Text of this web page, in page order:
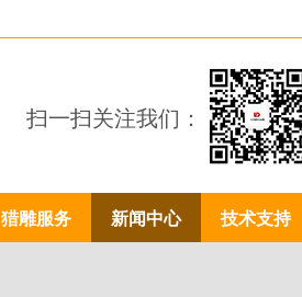
扫一扫关注我们：
155-
185-
猎雕服务 新闻中心 技术支持